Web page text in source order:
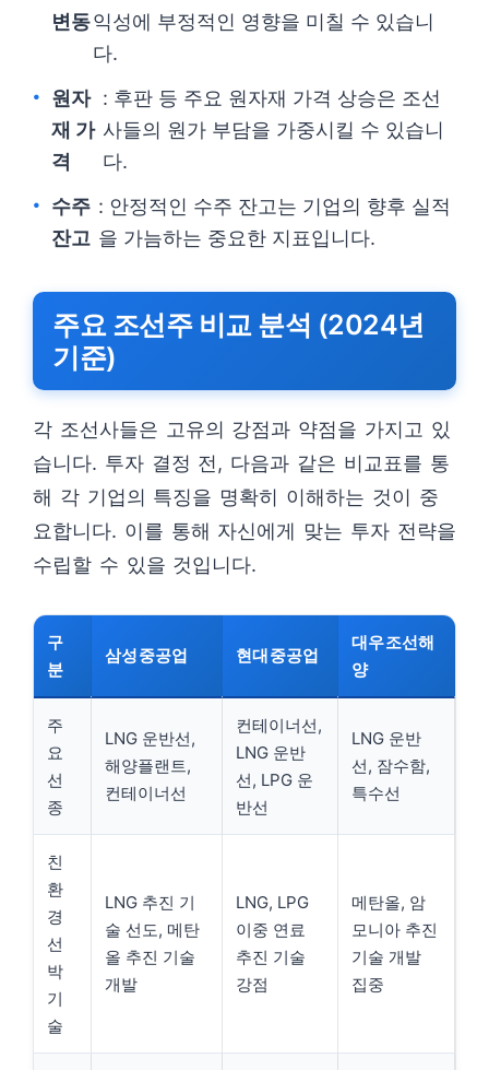
변동익성에 부정적인 영향을 미칠 수 있습니
다.
원자
재 가
격
: 후판 등 주요 원자재 가격 상승은 조선
사들의 원가 부담을 가중시킬 수 있습니
다.
수주
잔고
: 안정적인 수주 잔고는 기업의 향후 실적
을 가늠하는 중요한 지표입니다.
주요 조선주 비교 분석 (2024년
기준)
각 조선사들은 고유의 강점과 약점을 가지고 있
습니다. 투자 결정 전, 다음과 같은 비교표를 통
해 각 기업의 특징을 명확히 이해하는 것이 중
요합니다. 이를 통해 자신에게 맞는 투자 전략을
수립할 수 있을 것입니다.
구
분
삼성중공업 현대중공업
대우조선해
양
주
요
선
종
LNG 운반선,
해양플랜트,
컨테이너선
컨테이너선,
LNG 운반
선, LPG 운
반선
LNG 운반
선, 잠수함,
특수선
친
환
경
선
박
기
술
LNG 추진 기
술 선도, 메탄
올 추진 기술
개발
LNG, LPG
이중 연료
추진 기술
강점
메탄올, 암
모니아 추진
기술 개발
집중